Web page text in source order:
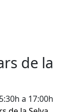
de la
a 17:00h